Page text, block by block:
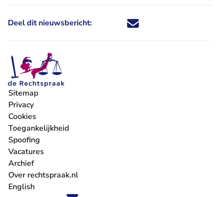
Deel dit nieuwsbericht: Deel dit nieuwsbericht via X -
Deel dit nieuwsbericht via
Deel dit nieuwsbericht
Deel dit
Sitemap
Privacy
Cookies
Toegankelijkheid
Spoofing
Vacatures
- U verlaat Rechtspraak.nl
Archief
Over rechtspraak.nl
English